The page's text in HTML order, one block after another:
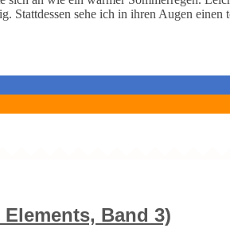
Stattdessen sehe ich in ihren Augen
Band 3)